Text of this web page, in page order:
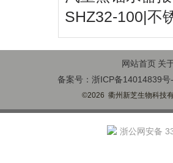
SHZ32-100|不
网站首页 关
备案号：浙ICP备14014839号
©2026 衢州新芝生物科技
浙公网安备